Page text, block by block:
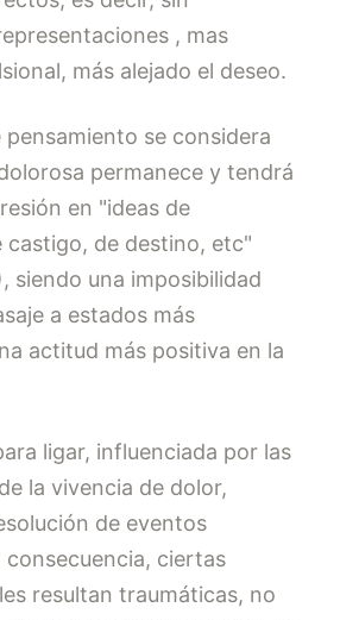
, mas
más alejado el deseo.
pensamiento se considera
permanece y tendrá
en "ideas de
castigo, de destino, etc"
siendo una imposibilidad
a estados más
actitud más positiva en la
ligar, influenciada por las
la vivencia de dolor,
de eventos
ciertas
resultan traumáticas, no